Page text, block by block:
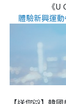
《
體驗新興運